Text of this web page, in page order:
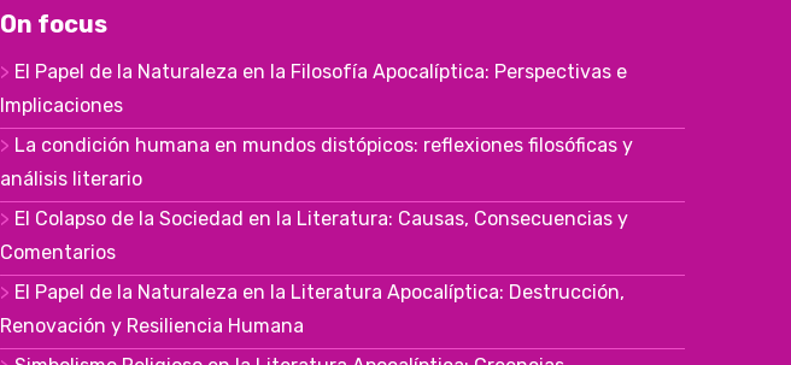
On focus
El Papel de la Naturaleza en la Filosofía Apocalíptica: Perspectivas e
Implicaciones
La condición humana en mundos distópicos: reflexiones filosóficas y
análisis literario
El Colapso de la Sociedad en la Literatura: Causas, Consecuencias y
Comentarios
El Papel de la Naturaleza en la Literatura Apocalíptica: Destrucción,
Renovación y Resiliencia Humana